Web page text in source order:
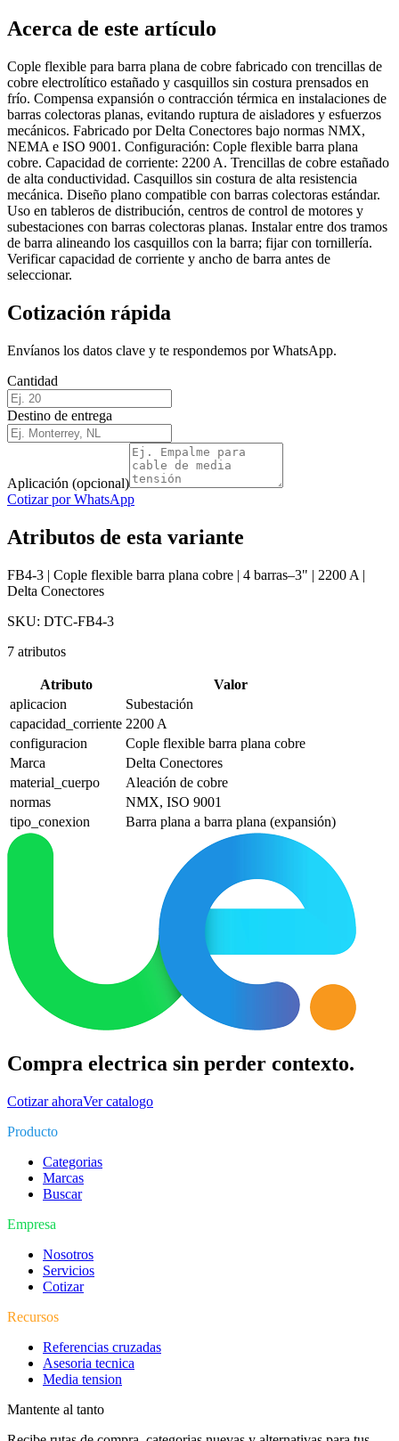
Acerca de este artículo
Cople flexible para barra plana de cobre fabricado con trencillas de
cobre electrolítico estañado y casquillos sin costura prensados en
frío. Compensa expansión o contracción térmica en instalaciones de
barras colectoras planas, evitando ruptura de aisladores y esfuerzos
mecánicos. Fabricado por Delta Conectores bajo normas NMX,
NEMA e ISO 9001. Configuración: Cople flexible barra plana
cobre. Capacidad de corriente: 2200 A. Trencillas de cobre estañado
de alta conductividad. Casquillos sin costura de alta resistencia
mecánica. Diseño plano compatible con barras colectoras estándar.
Uso en tableros de distribución, centros de control de motores y
subestaciones con barras colectoras planas. Instalar entre dos tramos
de barra alineando los casquillos con la barra; fijar con tornillería.
Verificar capacidad de corriente y ancho de barra antes de
seleccionar.
Cotización rápida
Envíanos los datos clave y te respondemos por WhatsApp.
Cantidad
Destino de entrega
Aplicación (opcional)
Cotizar por WhatsApp
Atributos de esta variante
FB4-3 | Cople flexible barra plana cobre | 4 barras–3" | 2200 A |
Delta Conectores
SKU: DTC-FB4-3
7 atributos
Atributo
Valor
aplicacion
Subestación
capacidad_corriente 2200 A
configuracion
Cople flexible barra plana cobre
Marca
Delta Conectores
material_cuerpo
Aleación de cobre
normas
NMX, ISO 9001
tipo_conexion
Barra plana a barra plana (expansión)
Compra electrica sin perder contexto.
Cotizar ahoraVer catalogo
Producto
Categorias
Marcas
Buscar
Empresa
Nosotros
Servicios
Cotizar
Recursos
Referencias cruzadas
Asesoria tecnica
Media tension
Mantente al tanto